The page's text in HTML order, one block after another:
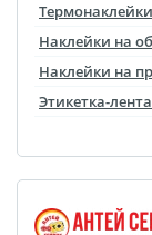
Буклеты
Брошюры и
Меню для
Печать на
сетке
Наклейки на
Наклейки на
Этикетка-